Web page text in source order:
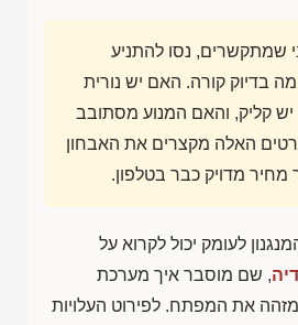
שמתקשרים, נסו להתניע
בדיוק קורה. האם יש נורית
קליק, והאם המנוע מסתובב
האלה מקצרים את האבחון
מדויק כבר בטלפון.
לעומק יכול לקרוא על
, שם מוסבר איך מערכת
את המפתח. לפירוט העלויות